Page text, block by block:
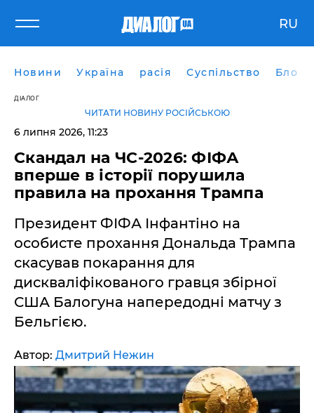
RU
Новини Україна расія Суспільство Блоги
ДІАЛОГ
ЧИТАТИ НОВИНУ РОСІЙСЬКОЮ
6 липня 2026, 11:23
Скандал на ЧС-2026: ФІФА
вперше в історії порушила
правила на прохання Трампа
Президент ФІФА Інфантіно на
особисте прохання Дональда Трампа
скасував покарання для
дискваліфікованого гравця збірної
США Балогуна напередодні матчу з
Бельгією.
Автор: Дмитрий Нежин